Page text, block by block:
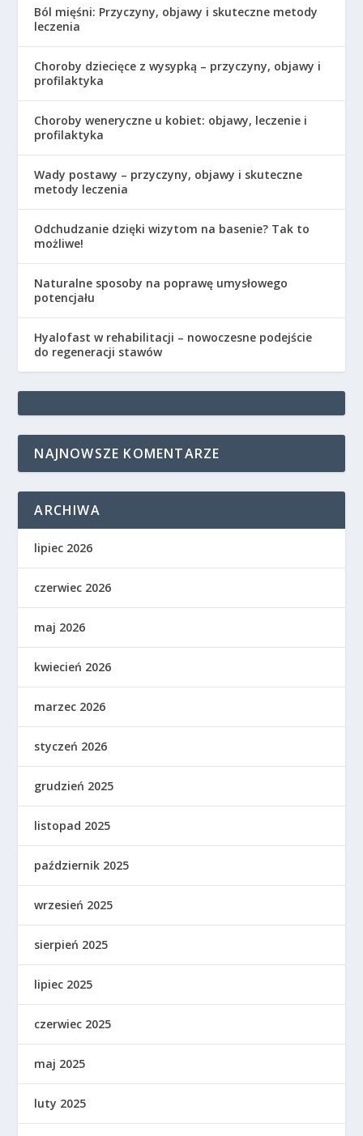
Ból mięśni: Przyczyny, objawy i skuteczne metody
leczenia
Choroby dziecięce z wysypką – przyczyny, objawy i
profilaktyka
Choroby weneryczne u kobiet: objawy, leczenie i
profilaktyka
Wady postawy – przyczyny, objawy i skuteczne
metody leczenia
Odchudzanie dzięki wizytom na basenie? Tak to
możliwe!
Naturalne sposoby na poprawę umysłowego
potencjału
Hyalofast w rehabilitacji – nowoczesne podejście
do regeneracji stawów
NAJNOWSZE KOMENTARZE
ARCHIWA
lipiec 2026
czerwiec 2026
maj 2026
kwiecień 2026
marzec 2026
styczeń 2026
grudzień 2025
listopad 2025
październik 2025
wrzesień 2025
sierpień 2025
lipiec 2025
czerwiec 2025
maj 2025
luty 2025